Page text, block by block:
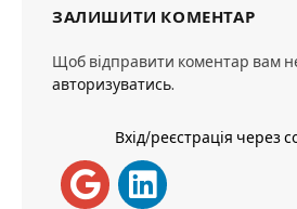
ЗАЛИШИТИ КОМЕНТАР
Щоб відправити коментар вам
авторизуватись.
Вхід/реєстрація через